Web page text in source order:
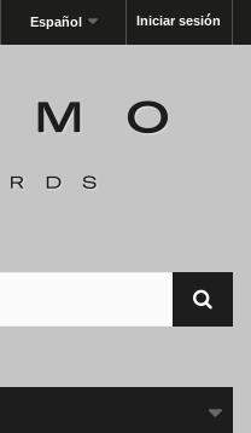
Iniciar sesión
Español